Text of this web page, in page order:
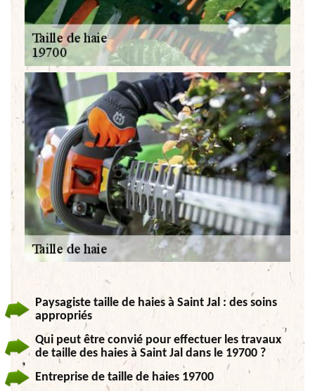
Paysagiste taille de haies à Saint Jal : des soins
appropriés
Qui peut être convié pour effectuer les travaux
de taille des haies à Saint Jal dans le 19700 ?
Entreprise de taille de haies 19700